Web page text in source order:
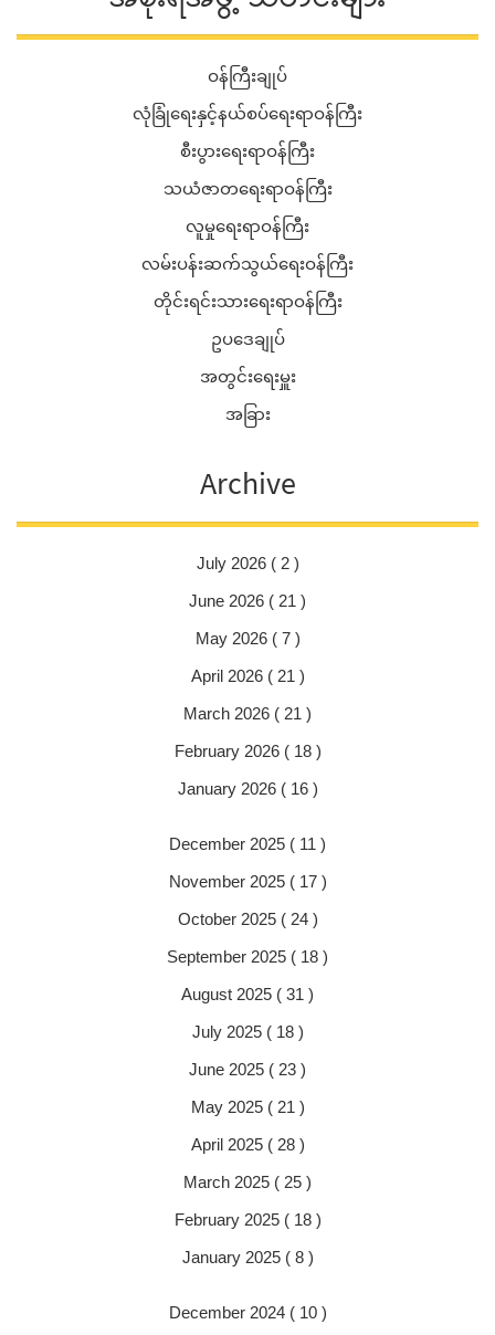
ဝန်ကြီးချုပ်
လုံခြုံရေးနှင့်နယ်စပ်ရေးရာဝန်ကြီး
စီးပွားရေးရာဝန်ကြီး
သယံဇာတရေးရာဝန်ကြီး
လူမှုရေးရာဝန်ကြီး
လမ်းပန်းဆက်သွယ်ရေးဝန်ကြီး
တိုင်းရင်းသားရေးရာဝန်ကြီး
ဥပဒေချုပ်
အတွင်းရေးမှူး
အခြား
Archive
July 2026 ( 2 )
June 2026 ( 21 )
May 2026 ( 7 )
April 2026 ( 21 )
March 2026 ( 21 )
February 2026 ( 18 )
January 2026 ( 16 )
December 2025 ( 11 )
November 2025 ( 17 )
October 2025 ( 24 )
September 2025 ( 18 )
August 2025 ( 31 )
July 2025 ( 18 )
June 2025 ( 23 )
May 2025 ( 21 )
April 2025 ( 28 )
March 2025 ( 25 )
February 2025 ( 18 )
January 2025 ( 8 )
December 2024 ( 10 )